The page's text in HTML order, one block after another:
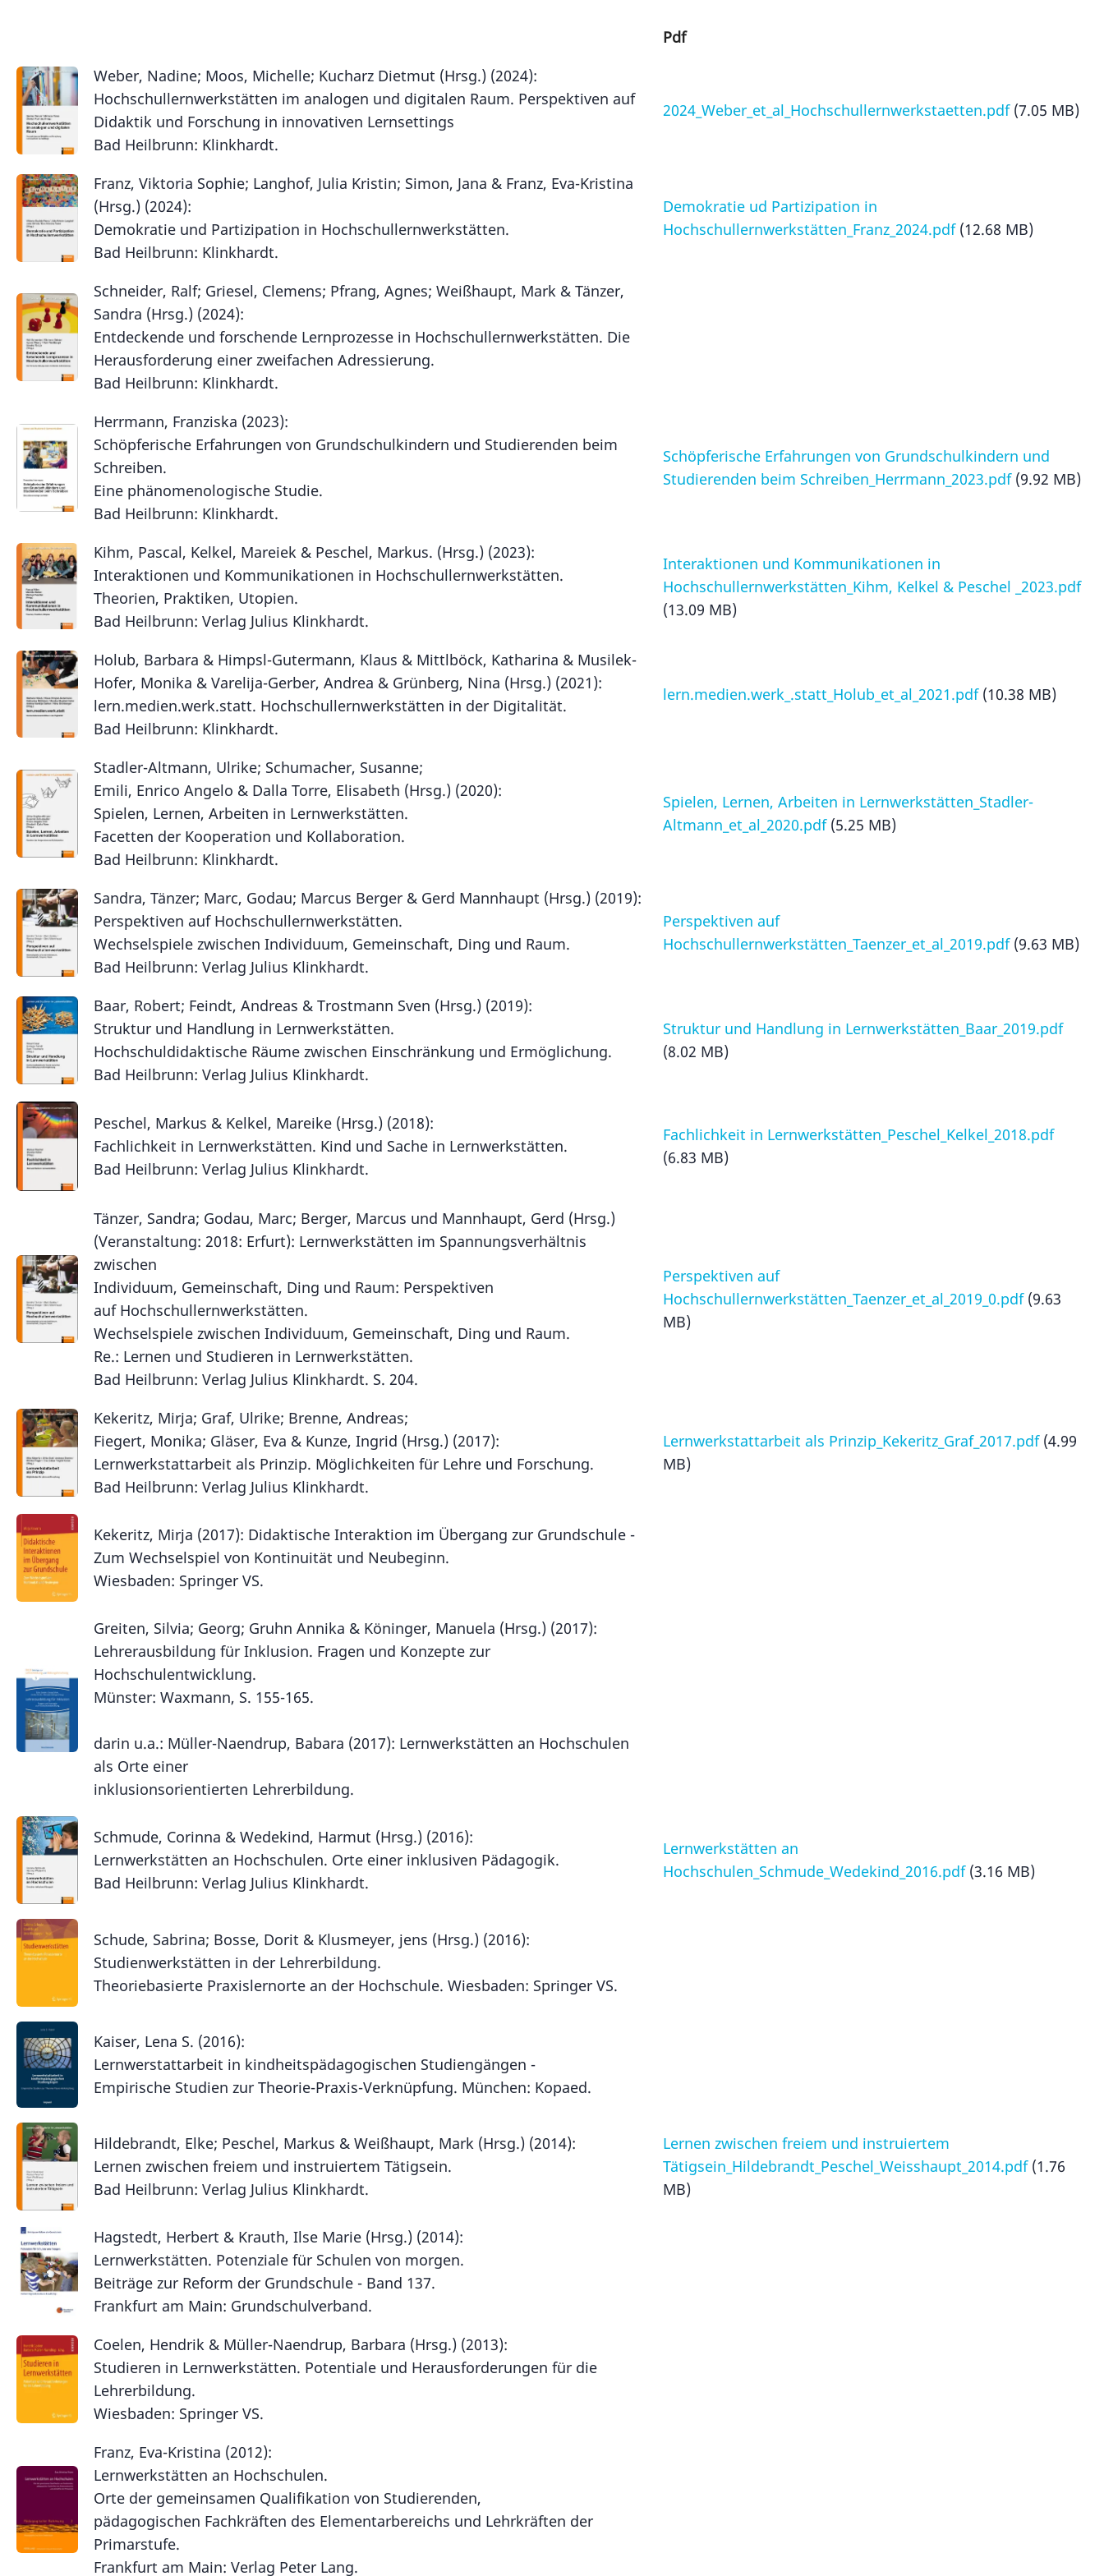
Pdf
Weber, Nadine; Moos, Michelle; Kucharz Dietmut (Hrsg.) (2024):
Hochschullernwerkstätten im analogen und digitalen Raum. Perspektiven auf
Didaktik und Forschung in innovativen Lernsettings
Bad Heilbrunn: Klinkhardt.
2024_Weber_et_al_Hochschullernwerkstaetten.pdf (7.05 MB)
Franz, Viktoria Sophie; Langhof, Julia Kristin; Simon, Jana & Franz, Eva-Kristina
(Hrsg.) (2024):
Demokratie und Partizipation in Hochschullernwerkstätten.
Bad Heilbrunn: Klinkhardt.
Demokratie ud Partizipation in
Hochschullernwerkstätten_Franz_2024.pdf (12.68 MB)
Schneider, Ralf; Griesel, Clemens; Pfrang, Agnes; Weißhaupt, Mark & Tänzer,
Sandra (Hrsg.) (2024):
Entdeckende und forschende Lernprozesse in Hochschullernwerkstätten. Die
Herausforderung einer zweifachen Adressierung.
Bad Heilbrunn: Klinkhardt.
Herrmann, Franziska (2023):
Schöpferische Erfahrungen von Grundschulkindern und Studierenden beim
Schreiben.
Eine phänomenologische Studie.
Bad Heilbrunn: Klinkhardt.
Schöpferische Erfahrungen von Grundschulkindern und
Studierenden beim Schreiben_Herrmann_2023.pdf (9.92 MB)
Kihm, Pascal, Kelkel, Mareiek & Peschel, Markus. (Hrsg.) (2023):
Interaktionen und Kommunikationen in Hochschullernwerkstätten.
Theorien, Praktiken, Utopien.
Bad Heilbrunn: Verlag Julius Klinkhardt.
Interaktionen und Kommunikationen in
Hochschullernwerkstätten_Kihm, Kelkel & Peschel _2023.pdf
(13.09 MB)
Holub, Barbara & Himpsl-Gutermann, Klaus & Mittlböck, Katharina & Musilek-
Hofer, Monika & Varelija-Gerber, Andrea & Grünberg, Nina (Hrsg.) (2021):
lern.medien.werk.statt. Hochschullernwerkstätten in der Digitalität.
Bad Heilbrunn: Klinkhardt.
lern.medien.werk_.statt_Holub_et_al_2021.pdf (10.38 MB)
Stadler-Altmann, Ulrike; Schumacher, Susanne;
​Emili, Enrico Angelo & Dalla Torre, Elisabeth (Hrsg.) (2020):
Spielen, Lernen, Arbeiten in Lernwerkstätten.
Facetten der Kooperation und Kollaboration.
Bad Heilbrunn: Klinkhardt.
Spielen, Lernen, Arbeiten in Lernwerkstätten_Stadler-
Altmann_et_al_2020.pdf (5.25 MB)
Sandra, Tänzer; Marc, Godau; Marcus Berger & Gerd Mannhaupt (Hrsg.) (2019):
Perspektiven auf Hochschullernwerkstätten.
Wechselspiele zwischen Individuum, Gemeinschaft, Ding und Raum.
Bad Heilbrunn: Verlag Julius Klinkhardt.
Perspektiven auf
Hochschullernwerkstätten_Taenzer_et_al_2019.pdf (9.63 MB)
Baar, Robert; Feindt, Andreas & Trostmann Sven (Hrsg.) (2019):
Struktur und Handlung in Lernwerkstätten.
Hochschuldidaktische Räume zwischen Einschränkung und Ermöglichung.
Bad Heilbrunn: Verlag Julius Klinkhardt.
Struktur und Handlung in Lernwerkstätten_Baar_2019.pdf
(8.02 MB)
Peschel, Markus & Kelkel, Mareike (Hrsg.) (2018):
Fachlichkeit in Lernwerkstätten. Kind und Sache in Lernwerkstätten.
Bad Heilbrunn: Verlag Julius Klinkhardt.
Fachlichkeit in Lernwerkstätten_Peschel_Kelkel_2018.pdf
(6.83 MB)
Tänzer, Sandra; Godau, Marc; Berger, Marcus und Mannhaupt, Gerd (Hrsg.)
(Veranstaltung: 2018: Erfurt): Lernwerkstätten im Spannungsverhältnis
zwischen
Individuum, Gemeinschaft, Ding und Raum: Perspektiven
auf Hochschullernwerkstätten.
Wechselspiele zwischen Individuum, Gemeinschaft, Ding und Raum.
Re.: Lernen und Studieren in Lernwerkstätten.
Bad Heilbrunn: Verlag Julius Klinkhardt. S. 204.
Perspektiven auf
Hochschullernwerkstätten_Taenzer_et_al_2019_0.pdf (9.63
MB)
Kekeritz, Mirja; Graf, Ulrike; Brenne, Andreas;
Fiegert, Monika; Gläser, Eva & Kunze, Ingrid (Hrsg.) (2017):
Lernwerkstattarbeit als Prinzip. Möglichkeiten für Lehre und Forschung.
Bad Heilbrunn: Verlag Julius Klinkhardt.
Lernwerkstattarbeit als Prinzip_Kekeritz_Graf_2017.pdf (4.99
MB)
Kekeritz, Mirja (2017): Didaktische Interaktion im Übergang zur Grundschule -
Zum Wechselspiel von Kontinuität und Neubeginn.
Wiesbaden: Springer VS.
Greiten, Silvia; Georg; Gruhn Annika & Köninger, Manuela (Hrsg.) (2017):
Lehrerausbildung für Inklusion. Fragen und Konzepte zur
Hochschulentwicklung.
Münster: Waxmann, S. 155-165.
darin u.a.: Müller-Naendrup, Babara (2017): Lernwerkstätten an Hochschulen
als Orte einer
inklusionsorientierten Lehrerbildung.
Schmude, Corinna & Wedekind, Harmut (Hrsg.) (2016):
Lernwerkstätten an Hochschulen. Orte einer inklusiven Pädagogik.
Bad Heilbrunn: Verlag Julius Klinkhardt.
Lernwerkstätten an
Hochschulen_Schmude_Wedekind_2016.pdf (3.16 MB)
Schude, Sabrina; Bosse, Dorit & Klusmeyer, jens (Hrsg.) (2016):
Studienwerkstätten in der Lehrerbildung.
Theoriebasierte Praxislernorte an der Hochschule. Wiesbaden: Springer VS.
Kaiser, Lena S. (2016):
Lernwerstattarbeit in kindheitspädagogischen Studiengängen -
Empirische Studien zur Theorie-Praxis-Verknüpfung. München: Kopaed.
Hildebrandt, Elke; Peschel, Markus & Weißhaupt, Mark (Hrsg.) (2014):
Lernen zwischen freiem und instruiertem Tätigsein.
Bad Heilbrunn: Verlag Julius Klinkhardt.
Lernen zwischen freiem und instruiertem
Tätigsein_Hildebrandt_Peschel_Weisshaupt_2014.pdf (1.76
MB)
Hagstedt, Herbert & Krauth, Ilse Marie (Hrsg.) (2014):
Lernwerkstätten. Potenziale für Schulen von morgen.
Beiträge zur Reform der Grundschule - Band 137.
Frankfurt am Main: Grundschulverband.
Coelen, Hendrik & Müller-Naendrup, Barbara (Hrsg.) (2013):
Studieren in Lernwerkstätten. Potentiale und Herausforderungen für die
Lehrerbildung.
Wiesbaden: Springer VS.
Franz, Eva-Kristina (2012):
Lernwerkstätten an Hochschulen.
Orte der gemeinsamen Qualifikation von Studierenden,
pädagogischen Fachkräften des Elementarbereichs und Lehrkräften der
Primarstufe.
Frankfurt am Main: Verlag Peter Lang.